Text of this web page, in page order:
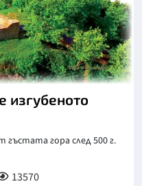
изгубеното
гъстата гора след 500 г.
13570